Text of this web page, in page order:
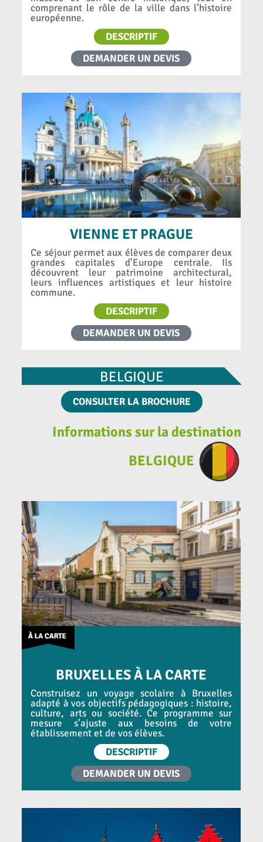
comprenant le rôle de la ville dans l’histoire
européenne.
DESCRIPTIF
DEMANDER UN DEVIS
VIENNE ET PRAGUE
Ce séjour permet aux élèves de comparer deux
grandes capitales d’Europe centrale. Ils
découvrent leur patrimoine architectural,
leurs influences artistiques et leur histoire
commune.
DESCRIPTIF
DEMANDER UN DEVIS
BELGIQUE
CONSULTER LA BROCHURE
Informations sur la destination
BELGIQUE
BRUXELLES À LA CARTE
Construisez un voyage scolaire à Bruxelles
adapté à vos objectifs pédagogiques : histoire,
culture, arts ou société. Ce programme sur
mesure s’ajuste aux besoins de votre
établissement et de vos élèves.
DESCRIPTIF
DEMANDER UN DEVIS